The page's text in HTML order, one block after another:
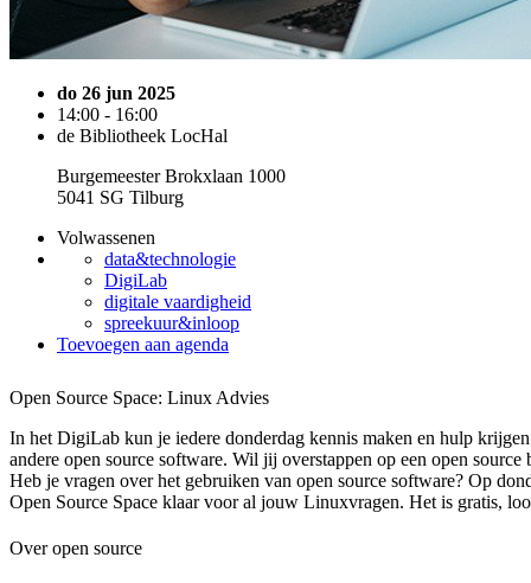
do 26 jun 2025
14:00 - 16:00
de Bibliotheek LocHal
Burgemeester Brokxlaan 1000
5041 SG Tilburg
Volwassenen
data&technologie
DigiLab
digitale vaardigheid
spreekuur&inloop
Toevoegen aan agenda
Open Source Space: Linux Advies
In het DigiLab kun je iedere donderdag kennis maken en hulp
andere open source software. Wil jij overstappen op een open source
Heb je vragen over het gebruiken van open source software? Op
Open Source Space klaar voor al jouw Linuxvragen. Het is gratis,
Over open source